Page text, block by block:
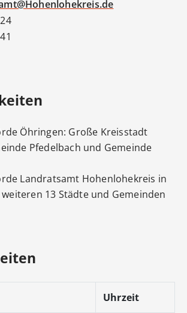
Öhringen: Große Kreisstadt
Pfedelbach und Gemeinde
Landratsamt Hohenlohekreis in
13 Städte und Gemeinden
Uhrzeit